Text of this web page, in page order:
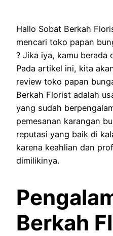
Hallo Sobat Berkah
mencari toko papan
? Jika iya, kamu berada
Pada artikel ini, kita
review toko papan
Berkah Florist adalah
yang sudah
pemesanan karangan
reputasi yang baik di
karena keahlian dan
dimilikinya.
Berkah